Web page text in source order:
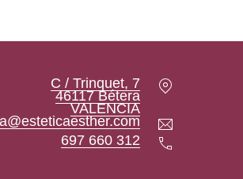
C / Trinquet, 7
46117 Bétera
VALENCIANew Window
697 660 312